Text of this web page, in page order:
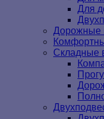
Для
Дорожные
Складные